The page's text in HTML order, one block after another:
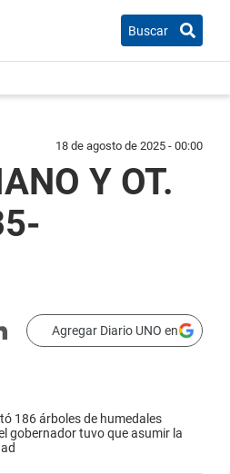
Buscar
18 de agosto de 2025 - 00:00
Y OT.
Agregar Diario UNO en
186 árboles de humedales
gobernador tuvo que asumir la